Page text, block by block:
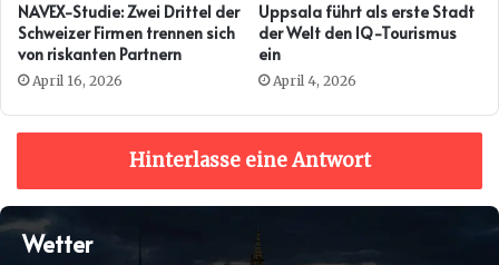
NAVEX-Studie: Zwei Drittel der
Schweizer Firmen trennen sich
von riskanten Partnern
April 16, 2026
Uppsala führt als erste Stadt
der Welt den IQ-Tourismus
ein
April 4, 2026
Hinterlasse eine Antwort
Wetter